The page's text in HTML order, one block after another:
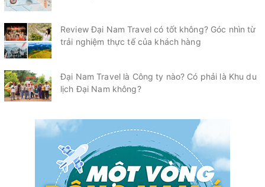
Review Đại Nam Travel có tốt không? Góc nhìn từ
trải nghiệm thực tế của khách hàng
Đại Nam Travel là Công ty nào? Có phải là Khu du
lịch Đại Nam không?